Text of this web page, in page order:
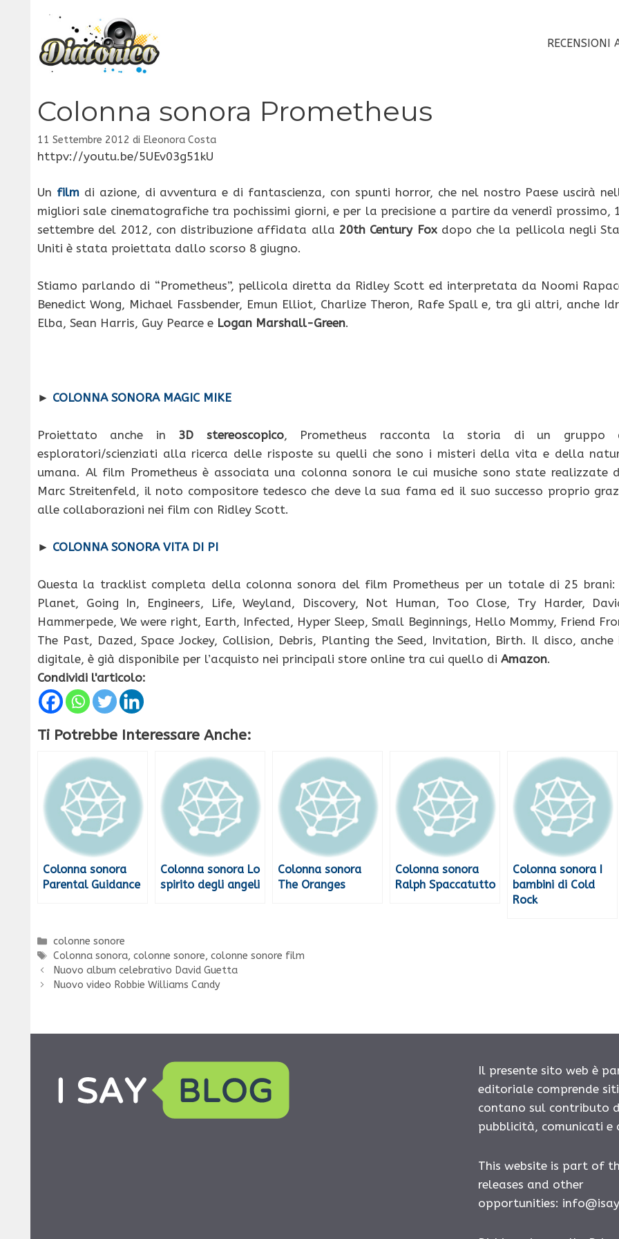
contenuto
RECENSIONI
Colonna sonora Prometheus
11 Settembre 2012 di Eleonora Costa
httpv://youtu.be/5UEv03g51kU
Un filmdi azione, di avventura e di fantascienza, con spunti horror, che nel nostro Paese uscirà
migliori sale cinematografiche tra pochissimi giorni, e per la precisione a partire da venerdì prossimo,
settembre del 2012, con distribuzione affidata alla 20th Century Foxdopo che la pellicola negli
Uniti è stata proiettata dallo scorso 8 giugno.
Stiamo parlando di “Prometheus”, pellicola diretta da Ridley Scott ed interpretata da Noomi
Benedict Wong, Michael Fassbender, Emun Elliot, Charlize Theron, Rafe Spall e, tra gli altri, anche
Elba, Sean Harris, Guy Pearce e Logan Marshall-Green.
► COLONNA SONORA MAGIC MIKE
Proiettato anche in 3D stereoscopico, Prometheus racconta la storia di un gruppo
esploratori/scienziati alla ricerca delle risposte su quelli che sono i misteri della vita e della
umana. Al film Prometheus è associata una colonna sonora le cui musiche sono state realizzate
Marc Streitenfeld, il noto compositore tedesco che deve la sua fama ed il suo successo proprio
alle collaborazioni nei film con Ridley Scott.
► COLONNA SONORA VITA DI PI
Questa la tracklist completa della colonna sonora del film Prometheus per un totale di 25 brani:
Planet, Going In, Engineers, Life, Weyland, Discovery, Not Human, Too Close, Try Harder,
Hammerpede, We were right, Earth, Infected, Hyper Sleep, Small Beginnings, Hello Mommy, Friend
The Past, Dazed, Space Jockey, Collision, Debris, Planting the Seed, Invitation, Birth. Il disco, anche
digitale, è già disponibile per l’acquisto nei principali store online tra cui quello di Amazon.
Condividi l'articolo:
Ti Potrebbe Interessare Anche:
Colonna sonora
Parental Guidance
Colonna sonora Lo
spirito degli angeli
Colonna sonora
The Oranges
Colonna sonora
Ralph Spaccatutto
Colonna sonora I
bambini di Cold
Rock
Categorie
colonne sonore
Tag
Colonna sonora,colonne sonore,colonne sonore film
Nuovo album celebrativo David Guetta
Nuovo video Robbie Williams Candy
Il presente sito web è
editoriale comprende
contano sul contributo
pubblicità, comunicati e
This website is part of
releases and other
opportunities: